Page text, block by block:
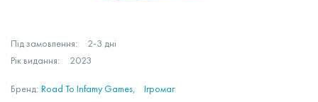
Рік видання: 2023
Під замовлення: 2-3 дні
Бренд: Road To Infamy Games Ігромаг